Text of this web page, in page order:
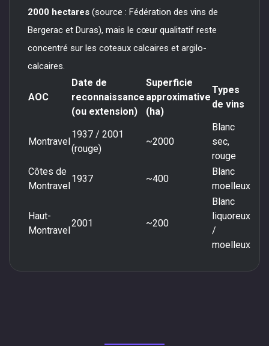
2000 hectares (source : Fédération des vins de
Bergerac et Duras), mais le cœur qualitatif reste
concentré sur les coteaux calcaires et argilo-
calcaires.
AOC
Date de
reconnaissance
(ou extension)
Superficie
approximative
(ha)
Types
de vins
Montravel
1937 / 2001
(rouge)
~2000
Blanc
sec,
rouge
Côtes de
Montravel
1937 ~400
Blanc
moelleux
Haut-
Montravel
2001 ~200
Blanc
liquoreux
/
moelleux